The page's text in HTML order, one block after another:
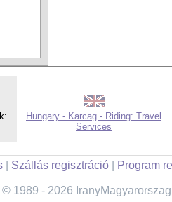
Hungary - Karcag - Riding: Travel
Services
| Szállás regisztráció| Program
© 1989 - 2026